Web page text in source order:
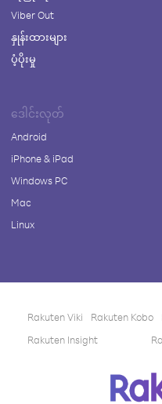
Viber Out
နှုန်းထားများ
ပံ့ပိုးမှု
ဒေါင်းလုတ်
Android
iPhone & iPad
Windows PC
Mac
Linux
Rakuten Viki Rakuten Kobo
Rakuten Insight